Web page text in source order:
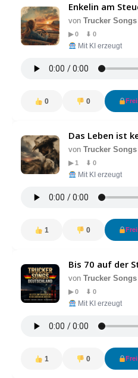
Enkelin am
von Trucker
▶ 0 ⬇ 0
Mit KI erzeugt
0 0
Das Leben ist
von Trucker
▶ 1 ⬇ 0
Mit KI erzeugt
1 0
Bis 70 auf der
von Trucker
▶ 0 ⬇ 0
Mit KI erzeugt
1 0